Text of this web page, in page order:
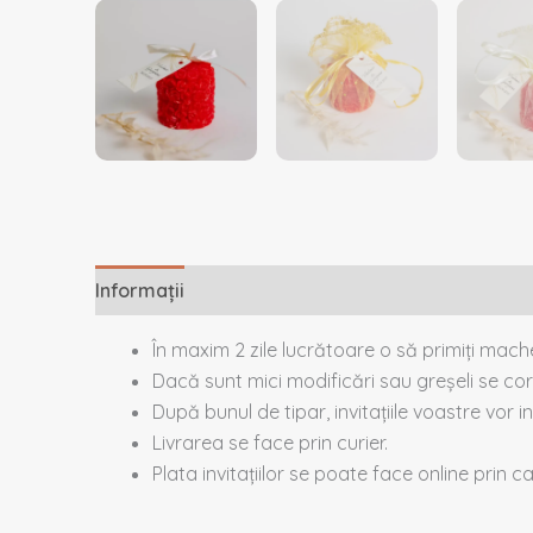
Informații
În maxim 2 zile lucrătoare o să primiți
Dacă sunt mici modificări sau greșeli se
După bunul de tipar, invitațiile voastre vor
Livrarea se face prin curier.
Plata invitațiilor se poate face online prin